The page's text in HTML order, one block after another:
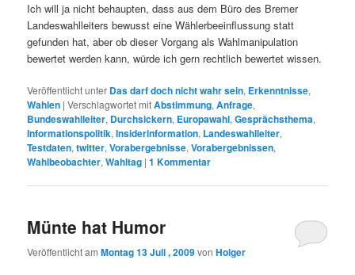
Ich will ja nicht behaupten, dass aus dem Büro des Bremer
Landeswahlleiters bewusst eine Wählerbeeinflussung statt
gefunden hat, aber ob dieser Vorgang als Wahlmanipulation
bewertet werden kann, würde ich gern rechtlich bewertet wissen.
Veröffentlicht unter Das darf doch nicht wahr sein, Erkenntnisse,
Wahlen |Verschlagwortet mitAbstimmung,Anfrage,
Bundeswahlleiter, Durchsickern, Europawahl,Gesprächsthema,
Informationspolitik,Insiderinformation, Landeswahlleiter,
Testdaten,twitter,Vorabergebnisse,Vorabergebnissen,
Wahlbeobachter,Wahltag |1 Kommentar
Münte hat Humor
Veröffentlicht amMontag 13 Juli , 2009vonHolger